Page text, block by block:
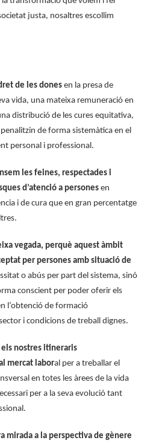
justa, nosaltres escollim
de les dones en la presa de
vida, una mateixa remuneració en
distribució de les cures equitativa,
de forma sistemàtica en el
personal i professional.
les feines, respectades i
d’atenció a persones en
i de cura que en gran percentatge
vegada, perquè aquest àmbit
per persones amb situació de
o abús per part del sistema, sinó
conscient per poder oferir els
l’obtenció de formació
i condicions de treball dignes.
nostres itineraris
mercat laboral per a treballar el
en totes les àrees de la vida
per a la seva evolució tant
mirada a la perspectiva de gènere